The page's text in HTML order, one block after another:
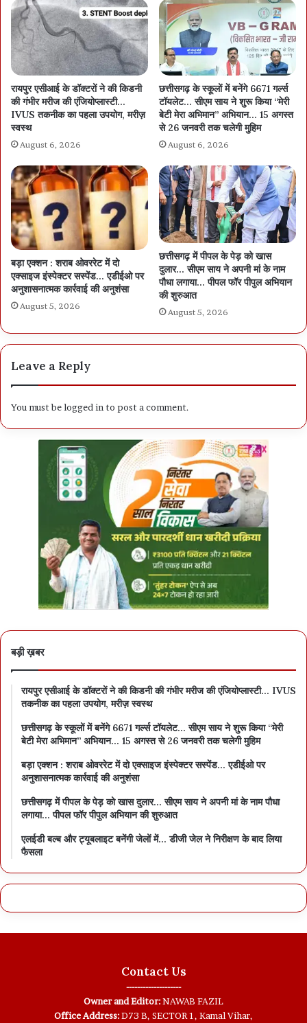
रायपुर एसीआई के डॉक्टरों ने की किडनी
की गंभीर मरीज की एंजियोप्लास्टी…
IVUS तकनीक का पहला उपयोग, मरीज़
स्वस्थ
August 6, 2026
छत्तीसगढ़ के स्कूलों में बनेंगे 6671 गर्ल्स
टॉयलेट… सीएम साय ने शुरू किया “मेरी
बेटी मेरा अभिमान” अभियान… 15 अगस्त
से 26 जनवरी तक चलेगी मुहिम
August 6, 2026
बड़ा एक्शन : शराब ओवररेट में दो
एक्साइज इंस्पेक्टर सस्पेंड… एडीईओ पर
अनुशासनात्मक कार्रवाई की अनुशंसा
August 5, 2026
छत्तीसगढ़ में पीपल के पेड़ को खास
दुलार… सीएम साय ने अपनी मां के नाम
पौधा लगाया… पीपल फॉर पीपुल अभियान
की शुरुआत
August 5, 2026
Leave a Reply
You must belogged into post a comment.
बड़ी ख़बर
रायपुर एसीआई के डॉक्टरों ने की किडनी की गंभीर मरीज की एंजियोप्लास्टी… IVUS
तकनीक का पहला उपयोग, मरीज़ स्वस्थ
छत्तीसगढ़ के स्कूलों में बनेंगे 6671 गर्ल्स टॉयलेट… सीएम साय ने शुरू किया “मेरी
बेटी मेरा अभिमान” अभियान… 15 अगस्त से 26 जनवरी तक चलेगी मुहिम
बड़ा एक्शन : शराब ओवररेट में दो एक्साइज इंस्पेक्टर सस्पेंड… एडीईओ पर
अनुशासनात्मक कार्रवाई की अनुशंसा
छत्तीसगढ़ में पीपल के पेड़ को खास दुलार… सीएम साय ने अपनी मां के नाम पौधा
लगाया… पीपल फॉर पीपुल अभियान की शुरुआत
एलईडी बल्ब और ट्यूबलाइट बनेंगी जेलों में… डीजी जेल ने निरीक्षण के बाद लिया
फैसला
Contact Us
--------------------
Owner and Editor:NAWAB FAZIL
Office Address:D73 B, SECTOR 1, Kamal Vihar,